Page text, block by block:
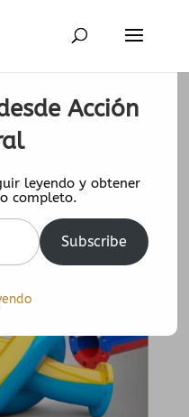
España
Acción
leyendo y obtener
completo.
Subscribe